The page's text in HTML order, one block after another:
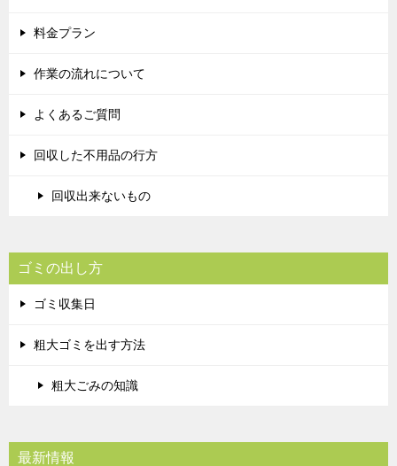
料金プラン
作業の流れについて
よくあるご質問
回収した不用品の行方
回収出来ないもの
ゴミの出し方
ゴミ収集日
粗大ゴミを出す方法
粗大ごみの知識
最新情報